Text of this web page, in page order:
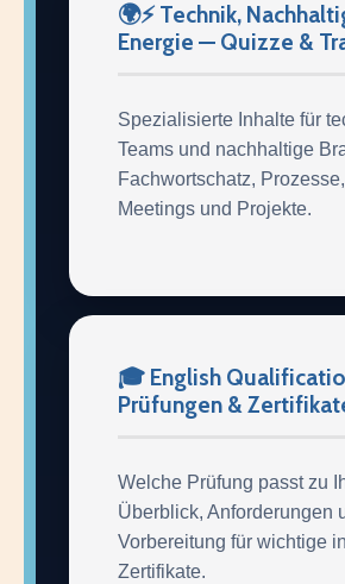
🌍⚡ Technik,
Energie — Quizze &
Spezialisierte Inhalte für
Teams und nachhaltige
Fachwortschatz,
Meetings und Projekte.
🎓 English
Prüfungen &
Welche Prüfung passt zu
Überblick, Anforderungen
Vorbereitung für wichtige
Zertifikate.